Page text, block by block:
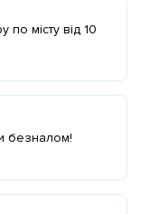
місту від 10
безналом!